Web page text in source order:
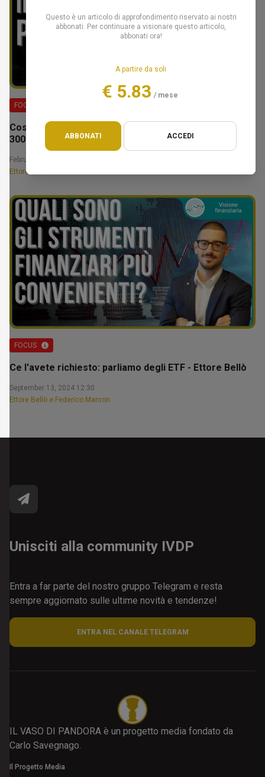
Questo è un articolo di approfondimento riservato ai nostri
abbonati. Per continuare a visionare questo articolo,
abbonati ora!
A partire da soli
€ 5.83 / mese
ABBONATI ACCEDI
FOCUS
Costruire il tuo patrimonio: la fase da 100.000€ a
300.000€ – Ettore Bellò
February 14, 2025 12:30
Ettore Bellò e Federico Marcon
FOCUS
Ce l'avete richiesto: parliamo degli ETF - Ettore Bellò
September 13, 2024 12:30
Ettore Bellò e Federico Marcon
Unisciti alla community IVDP
Entra a far parte del nostro gruppo Telegram e resta
sempre aggiornato sulle ultime novità e tendenze!
ENTRA NEL CANALE TELEGRAM
IL VASO DI PANDORA è un progetto media fondato da
Carlo Savegnago.
Il Progetto Media